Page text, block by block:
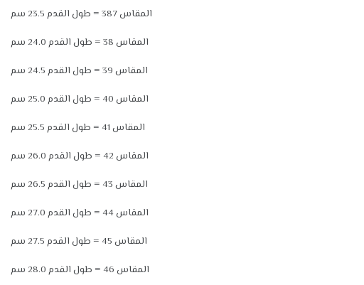
المقاس 387 = طول القدم 23.5 سم
المقاس 38 = طول القدم 24.0 سم
المقاس 39 = طول القدم 24.5 سم
المقاس 40 = طول القدم 25.0 سم
المقاس 41 = طول القدم 25.5 سم
المقاس 42 = طول القدم 26.0 سم
المقاس 43 = طول القدم 26.5 سم
المقاس 44 = طول القدم 27.0 سم
المقاس 45 = طول القدم 27.5 سم
المقاس 46 = طول القدم 28.0 سم